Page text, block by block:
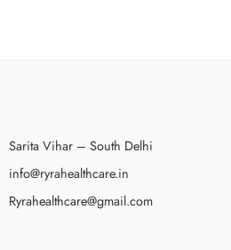
Sarita Vihar – South Delhi
info@ryrahealthcare.in
Ryrahealthcare@gmail.com